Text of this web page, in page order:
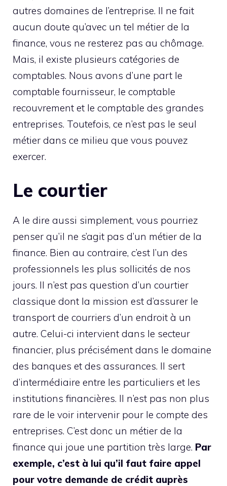
autres domaines de l’entreprise. Il ne fait
aucun doute qu’avec un tel métier de la
finance, vous ne resterez pas au chômage.
Mais, il existe plusieurs catégories de
comptables. Nous avons d’une part le
comptable fournisseur, le comptable
recouvrement et le comptable des grandes
entreprises. Toutefois, ce n’est pas le seul
métier dans ce milieu que vous pouvez
exercer.
Le courtier
A le dire aussi simplement, vous pourriez
penser qu’il ne s’agit pas d’un métier de la
finance. Bien au contraire, c’est l’un des
professionnels les plus sollicités de nos
jours. Il n’est pas question d’un courtier
classique dont la mission est d’assurer le
transport de courriers d’un endroit à un
autre. Celui-ci intervient dans le secteur
financier, plus précisément dans le domaine
des banques et des assurances. Il sert
d’intermédiaire entre les particuliers et les
institutions financières. Il n’est pas non plus
rare de le voir intervenir pour le compte des
entreprises. C’est donc un métier de la
finance qui joue une partition très large. Par
exemple, c’est à lui qu’il faut faire appel
pour votre demande de crédit auprès